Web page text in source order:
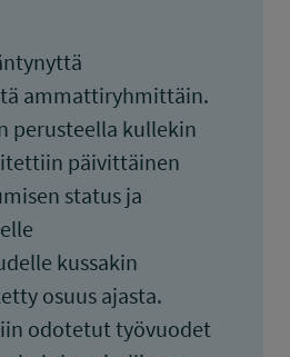
ammattiryhmittäin.
perusteella kullekin
päivittäinen
status ja
kussakin
osuus ajasta.
odotetut työvuodet